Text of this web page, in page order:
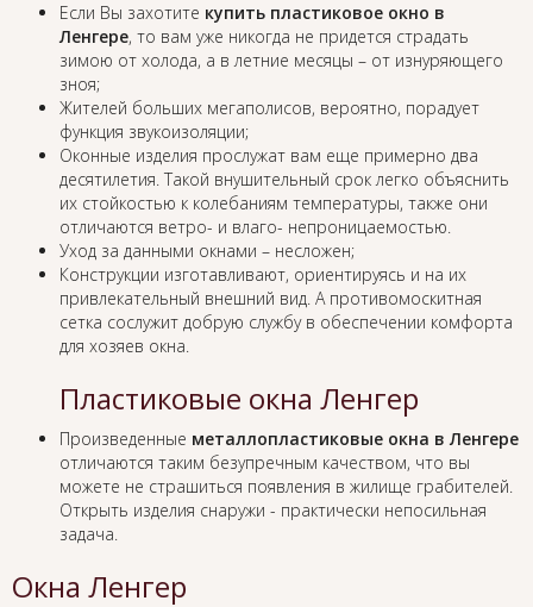
Если Вы захотите купить пластиковое окно в
Ленгере, то вам уже никогда не придется страдать
зимою от холода, а в летние месяцы – от изнуряющего
зноя;
Жителей больших мегаполисов, вероятно, порадует
функция звукоизоляции;
Оконные изделия прослужат вам еще примерно два
десятилетия. Такой внушительный срок легко объяснить
их стойкостью к колебаниям температуры, также они
отличаются ветро- и влаго- непроницаемостью.
Уход за данными окнами – несложен;
Конструкции изготавливают, ориентируясь и на их
привлекательный внешний вид. А противомоскитная
сетка сослужит добрую службу в обеспечении комфорта
для хозяев окна.
Пластиковые окна Ленгер
Произведенные металлопластиковые окна в Ленгере
отличаются таким безупречным качеством, что вы
можете не страшиться появления в жилище грабителей.
Открыть изделия снаружи - практически непосильная
задача.
Окна Ленгер